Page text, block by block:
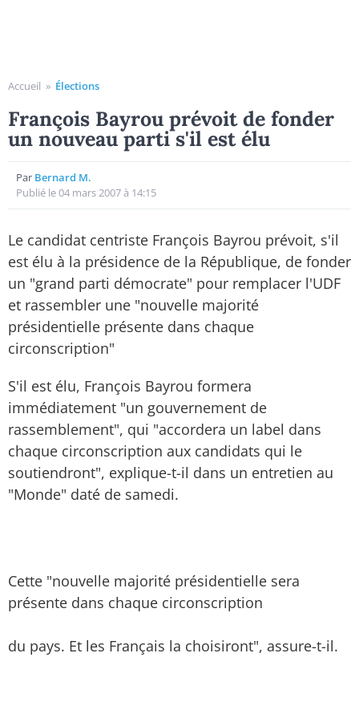
Accueil » Élections
François Bayrou prévoit de fonder
un nouveau parti s'il est élu
Par Bernard M.
Publié le 04 mars 2007 à 14:15
Le candidat centriste François Bayrou prévoit, s'il
est élu à la présidence de la République, de fonder
un "grand parti démocrate" pour remplacer l'UDF
et rassembler une "nouvelle majorité
présidentielle présente dans chaque
circonscription"
S'il est élu, François Bayrou formera
immédiatement "un gouvernement de
rassemblement", qui "accordera un label dans
chaque circonscription aux candidats qui le
soutiendront", explique-t-il dans un entretien au
"Monde" daté de samedi.
Cette "nouvelle majorité présidentielle sera
présente dans chaque circonscription
du pays. Et les Français la choisiront", assure-t-il.